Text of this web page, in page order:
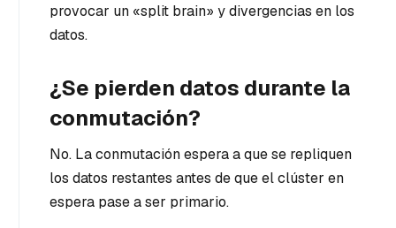
provocar un «split brain» y divergencias en los
datos.
¿Se pierden datos durante la
conmutación?
No. La conmutación espera a que se repliquen
los datos restantes antes de que el clúster en
espera pase a ser primario.